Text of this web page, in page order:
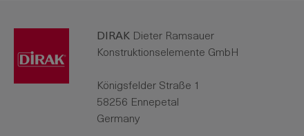
DIRAK Dieter Ramsauer
Konstruktionselemente GmbH
Königsfelder Straße 1
58256 Ennepetal
Germany